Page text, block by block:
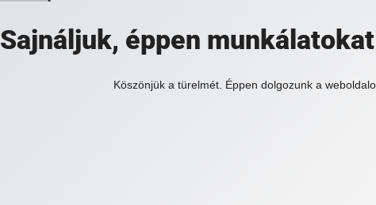
Sajnáljuk, éppen
Köszönjük a türelmét. Éppen dolgozunk a